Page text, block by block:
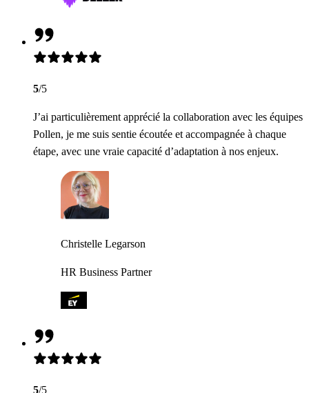
5/5
J’ai particulièrement apprécié la collaboration avec les équipes
Pollen, je me suis sentie écoutée et accompagnée à chaque
étape, avec une vraie capacité d’adaptation à nos enjeux.
Christelle Legarson
HR Business Partner
5/5